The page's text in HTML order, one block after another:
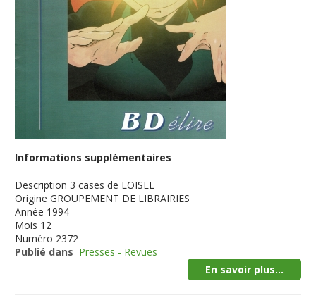
Informations supplémentaires
Description 3 cases de LOISEL
Origine GROUPEMENT DE LIBRAIRIES
Année 1994
Mois 12
Numéro 2372
Publié dans Presses - Revues
En savoir plus...